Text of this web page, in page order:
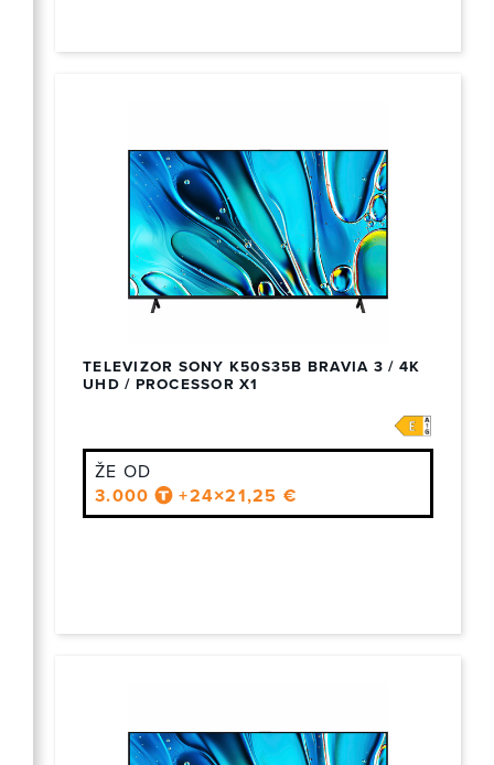
TELEVIZOR SONY K50S35B BRAVIA 3 / 4K
UHD / PROCESSOR X1
ŽE OD
3.000
+24×21,25 €